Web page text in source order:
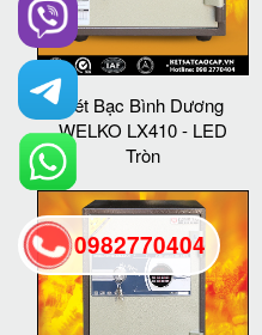
Két Bạc Bình Dương
WELKO LX410 - LED
Tròn
0982770404